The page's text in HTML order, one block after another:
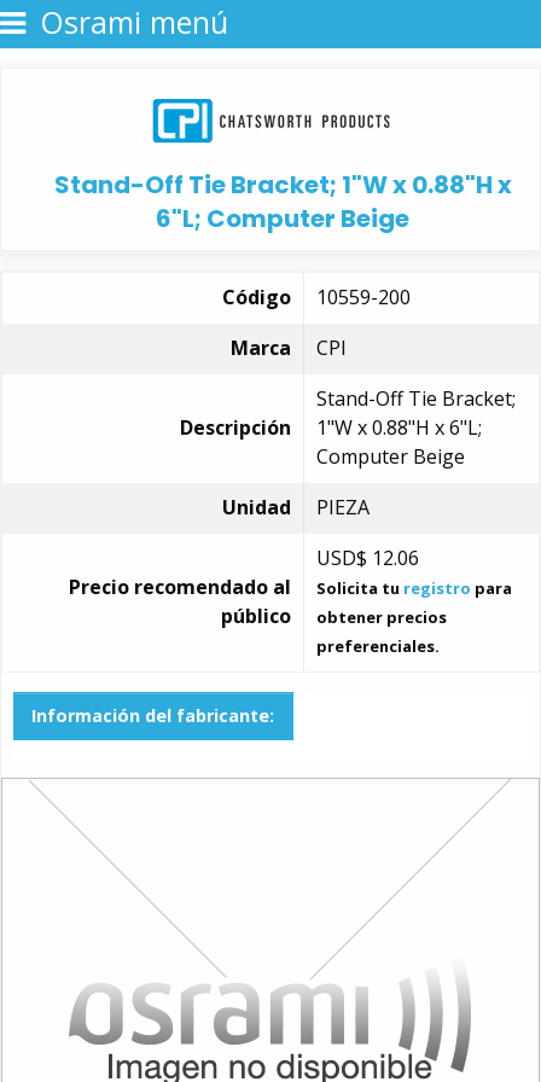
Osrami menú
Stand-Off Tie Bracket; 1"W x 0.88"H x
6"L; Computer Beige
Código
10559-200
Marca
CPI
Descripción
Stand-Off Tie Bracket;
1"W x 0.88"H x 6"L;
Computer Beige
Unidad
PIEZA
Precio recomendado al
público
USD$ 12.06
Solicita tu registro para
obtener precios
preferenciales.
Información del fabricante: